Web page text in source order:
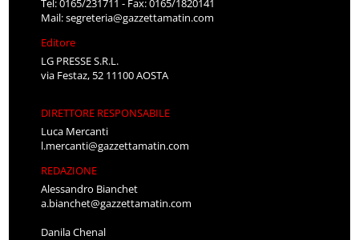
Tel: 0165/231711 - Fax: 0165/1820141
Mail:segreteria@gazzettamatin.com
Editore
LG PRESSE S.R.L.
via Festaz, 52 11100 AOSTA
DIRETTORE RESPONSABILE
Luca Mercanti
l.mercanti@gazzettamatin.com
REDAZIONE
Alessandro Bianchet
a.bianchet@gazzettamatin.com
Danila Chenal